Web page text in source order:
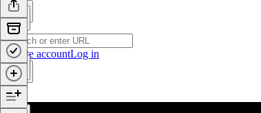
Create accountLog in